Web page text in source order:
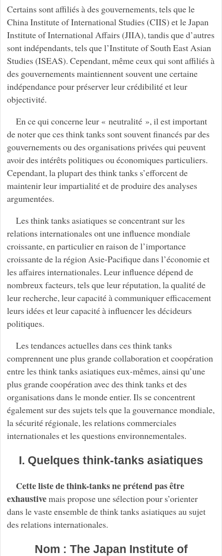
Certains sont affiliés à des gouvernements, tels que le
China Institute of International Studies (CIIS) et le Japan
Institute of International Affairs (JIIA), tandis que d’autres
sont indépendants, tels que l’Institute of South East Asian
Studies (ISEAS). Cependant, même ceux qui sont affiliés à
des gouvernements maintiennent souvent une certaine
indépendance pour préserver leur crédibilité et leur
objectivité.
En ce qui concerne leur « neutralité », il est important
de noter que ces think tanks sont souvent financés par des
gouvernements ou des organisations privées qui peuvent
avoir des intérêts politiques ou économiques particuliers.
Cependant, la plupart des think tanks s’efforcent de
maintenir leur impartialité et de produire des analyses
argumentées.
Les think tanks asiatiques se concentrant sur les
relations internationales ont une influence mondiale
croissante, en particulier en raison de l’importance
croissante de la région Asie-Pacifique dans l’économie et
les affaires internationales. Leur influence dépend de
nombreux facteurs, tels que leur réputation, la qualité de
leur recherche, leur capacité à communiquer efficacement
leurs idées et leur capacité à influencer les décideurs
politiques.
Les tendances actuelles dans ces think tanks
comprennent une plus grande collaboration et coopération
entre les think tanks asiatiques eux-mêmes, ainsi qu’une
plus grande coopération avec des think tanks et des
organisations dans le monde entier. Ils se concentrent
également sur des sujets tels que la gouvernance mondiale,
la sécurité régionale, les relations commerciales
internationales et les questions environnementales.
I. Quelques think-tanks asiatiques
Cette liste de think-tanks ne prétend pas être
exhaustivemais propose une sélection pour s’orienter
dans le vaste ensemble de think tanks asiatiques au sujet
des relations internationales.
Nom : The Japan Institute of